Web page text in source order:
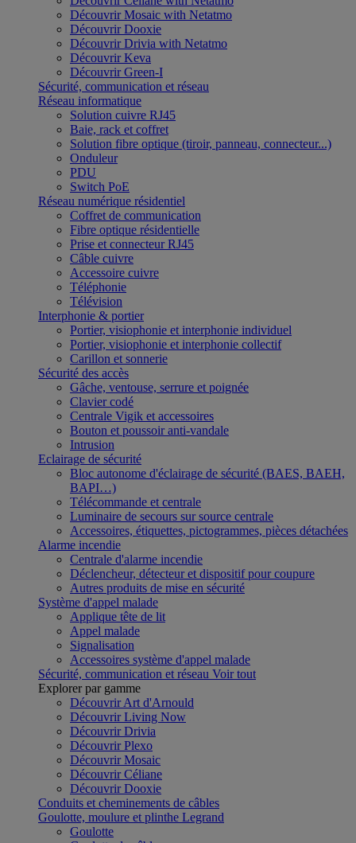
Découvrir Mosaic with Netatmo
Découvrir Dooxie
Découvrir Drivia with Netatmo
Découvrir Keva
Découvrir Green-I
Sécurité, communication et réseau
Réseau informatique
Solution cuivre RJ45
Baie, rack et coffret
Solution fibre optique (tiroir, panneau, connecteur...)
Onduleur
PDU
Switch PoE
Réseau numérique résidentiel
Coffret de communication
Fibre optique résidentielle
Prise et connecteur RJ45
Câble cuivre
Accessoire cuivre
Téléphonie
Télévision
Interphonie & portier
Portier, visiophonie et interphonie individuel
Portier, visiophonie et interphonie collectif
Carillon et sonnerie
Sécurité des accès
Gâche, ventouse, serrure et poignée
Clavier codé
Centrale Vigik et accessoires
Bouton et poussoir anti-vandale
Intrusion
Eclairage de sécurité
Bloc autonome d'éclairage de sécurité (BAES, BAEH,
BAPI…)
Télécommande et centrale
Luminaire de secours sur source centrale
Accessoires, étiquettes, pictogrammes, pièces détachées
Alarme incendie
Centrale d'alarme incendie
Déclencheur, détecteur et dispositif pour coupure
Autres produits de mise en sécurité
Système d'appel malade
Applique tête de lit
Appel malade
Signalisation
Accessoires système d'appel malade
Sécurité, communication et réseau Voir tout
Explorer par gamme
Découvrir Art d'Arnould
Découvrir Living Now
Découvrir Drivia
Découvrir Plexo
Découvrir Mosaic
Découvrir Céliane
Découvrir Dooxie
Conduits et cheminements de câbles
Goulotte, moulure et plinthe Legrand
Goulotte